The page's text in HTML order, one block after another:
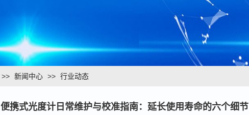
>> 新闻中心 >> 行业动态
便携式光度计日常维护与校准指南：延长使用寿命的六个细节